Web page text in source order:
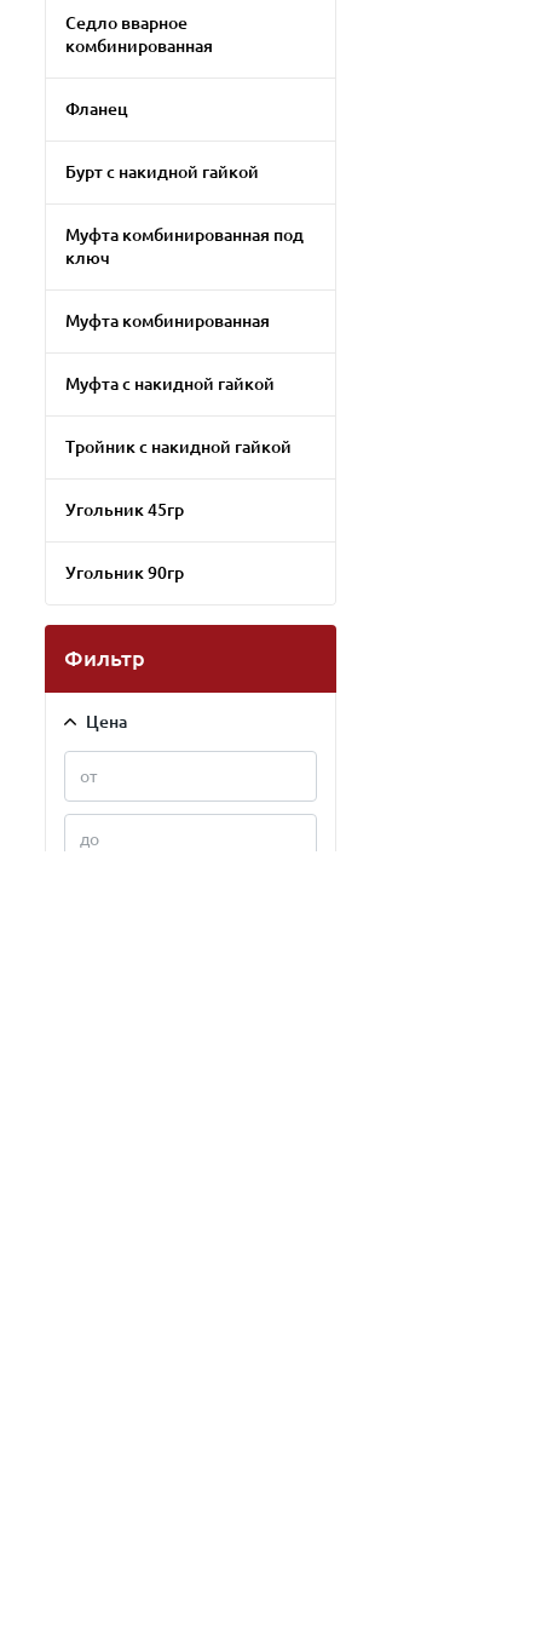
Седло вварное
комбинированная
Фланец
Бурт с накидной гайкой
Муфта комбинированная под
ключ
Муфта комбинированная
Муфта с накидной гайкой
Тройник с накидной гайкой
Угольник 45гр
Угольник 90гр
Фильтр
Цена